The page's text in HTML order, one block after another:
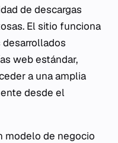
de descargas
El sitio funciona
web estándar,
a una amplia
desde el
modelo de negocio